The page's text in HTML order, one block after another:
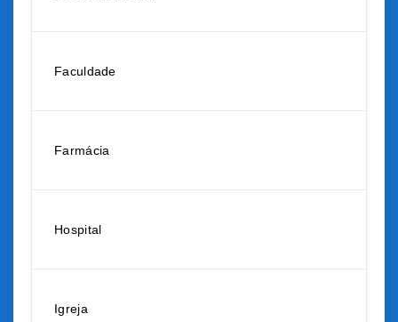
Faculdade
Farmácia
Hospital
Igreja